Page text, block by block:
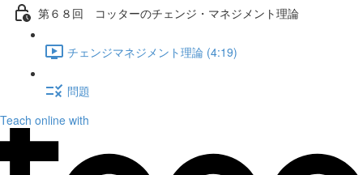
第６８回 コッターのチェンジ・マネジメント理論
チェンジマネジメント理論 (4:19)
問題
Teach online with